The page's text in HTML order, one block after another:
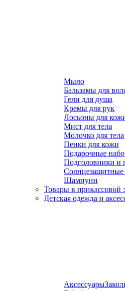
Мыло
Бальзамы для
Гели для душа
Кремы для рук
Лосьоны для
Мист для тела
Молочко для тела
Пенки для кожи
Подарочные
Подголовники и
Солнцезащитные
Шампуни
Товары в прикассовой
Детская одежда и
Аксессуары